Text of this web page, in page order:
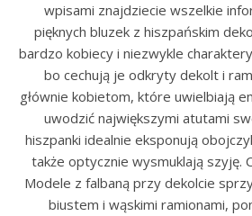
wpisami znajdziecie wszelkie
pięknych bluzek z hiszpańskim
bardzo kobiecy i niezwykle
bo cechują je odkryty dekolt i
głównie kobietom, które uwielbiają
uwodzić największymi atutami
hiszpanki idealnie eksponują
także optycznie wysmuklają szyję.
Modele z falbaną przy dekolcie
biustem i wąskimi ramionami,